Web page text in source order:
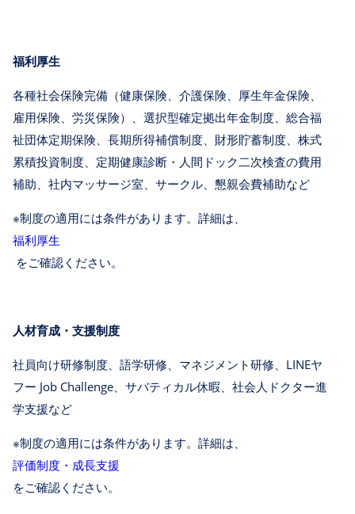
福利厚生
各種社会保険完備（健康保険、介護保険、厚生年金保険、
雇用保険、労災保険）、選択型確定拠出年金制度、総合福
祉団体定期保険、長期所得補償制度、財形貯蓄制度、株式
累積投資制度、定期健康診断・人間ドック二次検査の費用
補助、社内マッサージ室、サークル、懇親会費補助など
※制度の適用には条件があります。詳細は、
福利厚生
をご確認ください。
人材育成・支援制度
社員向け研修制度、語学研修、マネジメント研修、LINEヤ
フー Job Challenge、サバティカル休暇、社会人ドクター進
学支援など
※制度の適用には条件があります。詳細は、
評価制度・成長支援
をご確認ください。